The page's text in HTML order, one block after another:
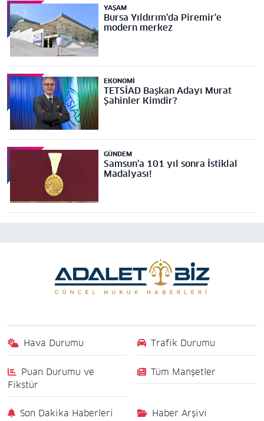
YAŞAM
Bursa Yıldırım'da Piremir'e
modern merkez
EKONOMI
TETSİAD Başkan Adayı Murat
Şahinler Kimdir?
GÜNDEM
Samsun'a 101 yıl sonra İstiklal
Madalyası!
Hava Durumu Trafik Durumu
Puan Durumu ve
Fikstür
Tüm Manşetler
Son Dakika Haberleri Haber Arşivi